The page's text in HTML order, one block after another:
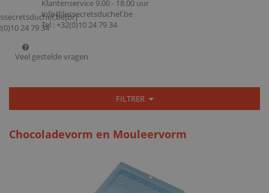
Klantenservice 9.00 - 18.00 uur
info@lessecretsduchef.be
Tel : +32(0)10 24 79 34
Veel gestelde vragen
FILTRER
Chocoladevorm en Mouleervorm